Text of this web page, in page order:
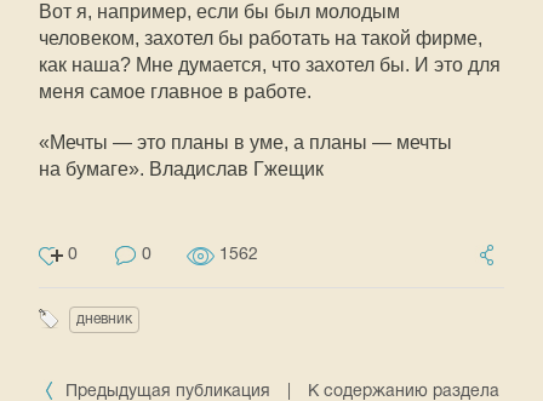
Вот я, например, если бы был молодым
человеком, захотел бы работать на такой фирме,
как наша? Мне думается, что захотел бы. И это для
меня самое главное в работе.
«Мечты — это планы в уме, а планы — мечты
на бумаге». Владислав Гжещик
0 0 1562
дневник
Предыдущая публикация
К содержанию раздела